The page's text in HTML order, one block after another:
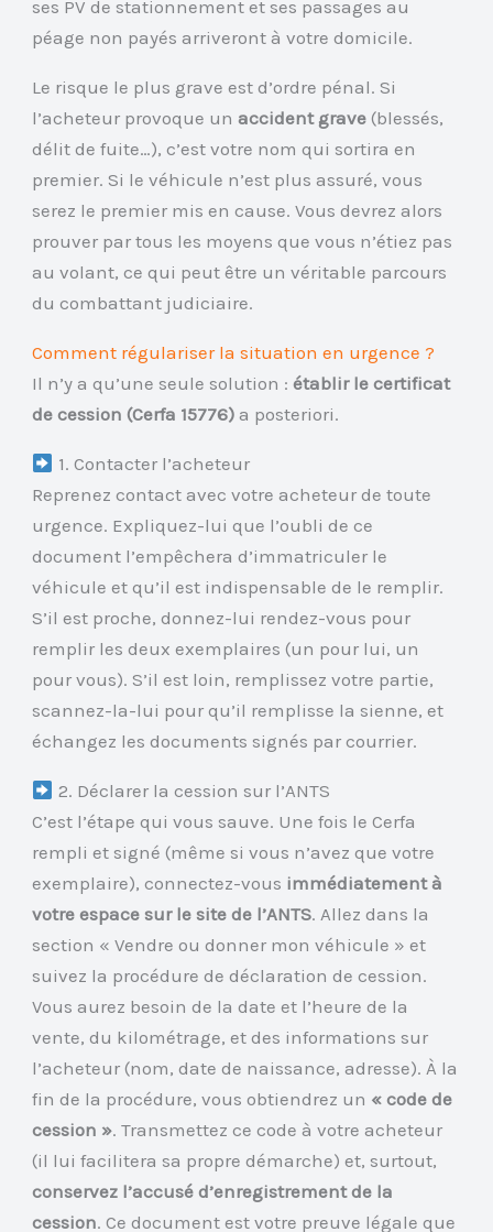
ses PV de stationnement et ses passages au
péage non payés arriveront à votre domicile.
Le risque le plus grave est d’ordre pénal. Si
l’acheteur provoque unaccident grave (blessés,
délit de fuite…), c’est votre nom qui sortira en
premier. Si le véhicule n’est plus assuré, vous
serez le premier mis en cause. Vous devrez alors
prouver par tous les moyens que vous n’étiez pas
au volant, ce qui peut être un véritable parcours
du combattant judiciaire.
Comment régulariser la situation en urgence ?
Il n’y a qu’une seule solution :établir le certificat
de cession (Cerfa 15776) a posteriori.
1. Contacter l’acheteur
Reprenez contact avec votre acheteur de toute
urgence. Expliquez-lui que l’oubli de ce
document l’empêchera d’immatriculer le
véhicule et qu’il est indispensable de le remplir.
S’il est proche, donnez-lui rendez-vous pour
remplir les deux exemplaires (un pour lui, un
pour vous). S’il est loin, remplissez votre partie,
scannez-la-lui pour qu’il remplisse la sienne, et
échangez les documents signés par courrier.
2. Déclarer la cession sur l’ANTS
C’est l’étape qui vous sauve. Une fois le Cerfa
rempli et signé (même si vous n’avez que votre
exemplaire), connectez-vous immédiatement à
votre espace sur le site de l’ANTS. Allez dans la
section « Vendre ou donner mon véhicule » et
suivez la procédure de déclaration de cession.
Vous aurez besoin de la date et l’heure de la
vente, du kilométrage, et des informations sur
l’acheteur (nom, date de naissance, adresse). À la
fin de la procédure, vous obtiendrez un « code de
cession ». Transmettez ce code à votre acheteur
(il lui facilitera sa propre démarche) et, surtout,
conservez l’accusé d’enregistrement de la
cession. Ce document est votre preuve légale que